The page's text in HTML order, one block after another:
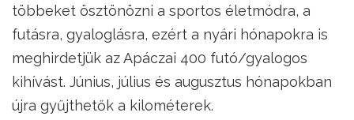
többeket ösztönözni a sportos életmódra, a
futásra, gyaloglásra, ezért a nyári hónapokra is
meghirdetjük az Apáczai 400 futó/gyalogos
kihívást. Június, július és augusztus hónapokban
újra gyűjthetők a kilométerek.